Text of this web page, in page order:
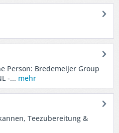
Person: Bredemeijer Group
-... mehr
Teezubereitung &